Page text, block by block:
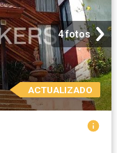
4 fotos
ACTUALIZADO